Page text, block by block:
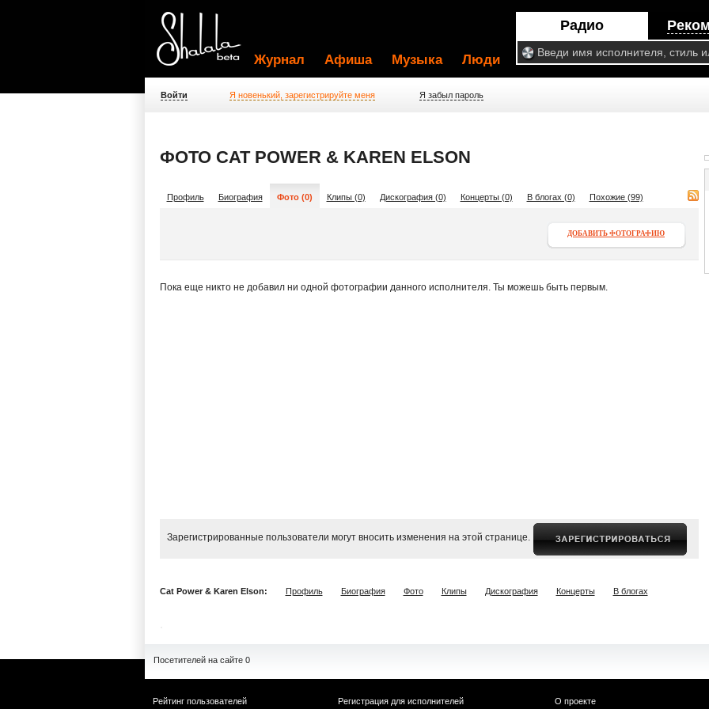
Радио
Журнал Афиша Музыка Люди
Войти Я новенький, зарегистрируйте меня Я забыл пароль
ФОТО CAT POWER & KAREN ELSON
Профиль Биография Фото (0) Клипы (0) Дискография (0) Концерты (0) В блогах (0) Похожие (99)
ДОБАВИТЬ ФОТОГРАФИЮ
Пока еще никто не добавил ни одной фотографии данного исполнителя. Ты можешь быть первым.
Зарегистрированные пользователи могут вносить изменения на этой странице.
Cat Power & Karen Elson: Профиль Биография Фото Клипы Дискография Концерты В блогах
Посетителей на сайте 0
Рейтинг пользователей
Регистрация для исполнителей
О проекте